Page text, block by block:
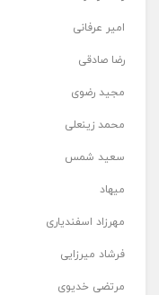
امیر عرفانی
رضا صادقی
مجید رضوی
محمد زینعلی
سعید شمس
میهاد
مهرزاد اسفندیاری
فرشاد میرزایی
مرتضی خدیوی